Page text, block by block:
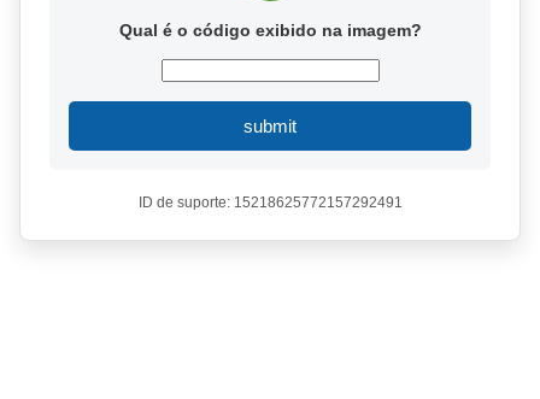
Qual é o código exibido na imagem?
submit
ID de suporte: 15218625772157292491